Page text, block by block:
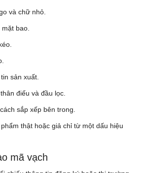
và chữ nhỏ.
bao.
sản xuất.
điếu và đầu lọc.
sắp xếp bên trong.
thật hoặc giả chỉ từ một dấu hiệu
mã vạch